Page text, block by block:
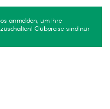
anmelden, um Ihre
Clubpreise sind nur